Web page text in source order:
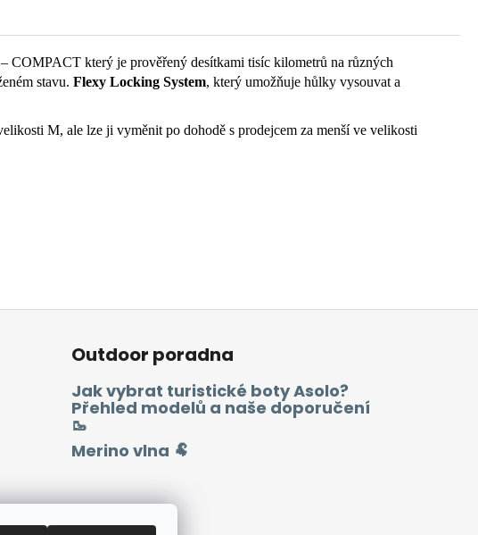
COMPACT který je prověřený desítkami tisíc kilometrů na různých
stavu. Flexy Locking System, který umožňuje hůlky vysouvat a
M, ale lze ji vyměnit po dohodě s prodejcem za menší ve velikosti
Outdoor poradna
Jak vybrat turistické boty Asolo?
Přehled modelů a naše doporučení
🥾
Merino vlna 🐏